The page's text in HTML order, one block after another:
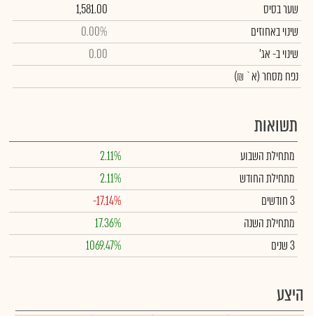
שער בסיס
1,581.00
שינוי באחוזים
0.00%
שינויב- אג'
0.00
נפח מסחר(א` ₪)
תשואות
מתחילת השבוע
2.11%
מתחילת החודש
2.11%
3 חודשים
-17.14%
מתחילת השנה
17.36%
3 שנים
1069.47%
היצע